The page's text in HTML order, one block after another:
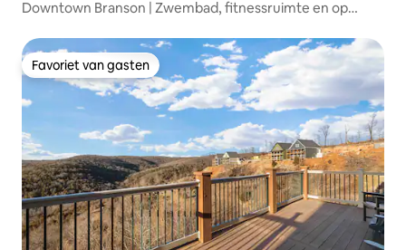
Downtown Branson | Zwembad, fitnessruimte en op
Favoriet van gasten
Favoriet van gasten